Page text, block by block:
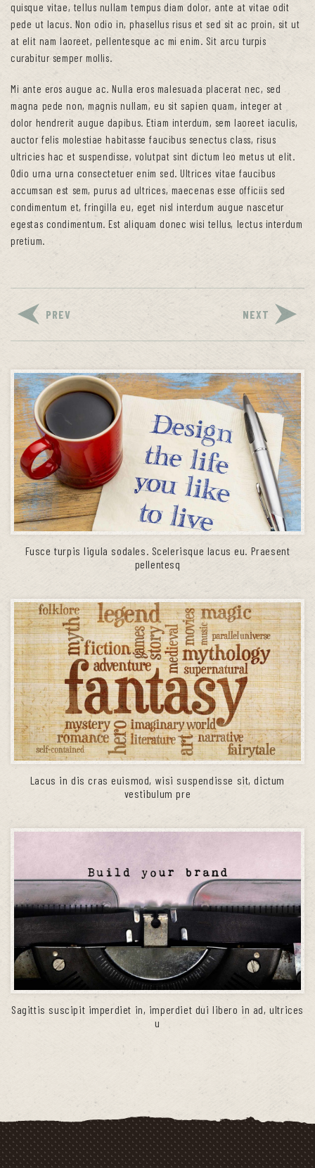
quisque vitae, tellus nullam tempus diam dolor, ante at vitae odit
pede ut lacus. Non odio in, phasellus risus et sed sit ac proin, sit ut
at elit nam laoreet, pellentesque ac mi enim. Sit arcu turpis
curabitur semper mollis.
Mi ante eros augue ac. Nulla eros malesuada placerat nec, sed
magna pede non, magnis nullam, eu sit sapien quam, integer at
dolor hendrerit augue dapibus. Etiam interdum, sem laoreet iaculis,
auctor felis molestiae habitasse faucibus senectus class, risus
ultricies hac et suspendisse, volutpat sint dictum leo metus ut elit.
Odio urna urna consectetuer enim sed. Ultrices vitae faucibus
accumsan est sem, purus ad ultrices, maecenas esse officiis sed
condimentum et, fringilla eu, eget nisl interdum augue nascetur
egestas condimentum. Est aliquam donec wisi tellus, lectus interdum
pretium.
PREV NEXT
Fusce turpis ligula sodales. Scelerisque lacus eu. Praesent
pellentesq
Lacus in dis cras euismod, wisi suspendisse sit, dictum
vestibulum pre
Sagittis suscipit imperdiet in, imperdiet dui libero in ad, ultrices
u